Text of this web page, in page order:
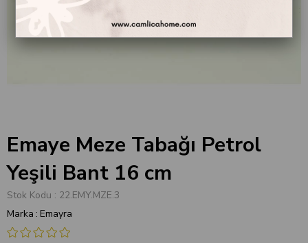
Emaye Meze Tabağı Petrol
Yeşili Bant 16 cm
Stok Kodu
22.EMY.MZE.3
Marka : Emayra